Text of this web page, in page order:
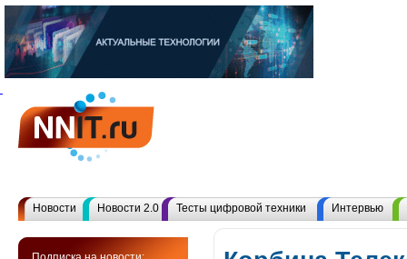
Новости Новости 2.0 Тесты цифровой техники Интервью